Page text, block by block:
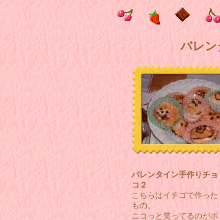
バレン
バレンタイン手作りチョ
コ２
こちらはイチゴで作った
もの。
ニコっと笑ってるのがポ